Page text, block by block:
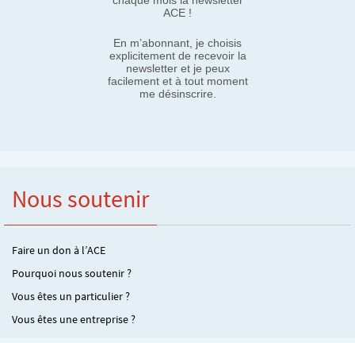
ACE !
En m’abonnant, je choisis
explicitement de recevoir la
newsletter et je peux
facilement et à tout moment
me désinscrire.
Nous soutenir
Faire un don à l’ACE
Pourquoi nous soutenir ?
Vous êtes un particulier ?
Vous êtes une entreprise ?